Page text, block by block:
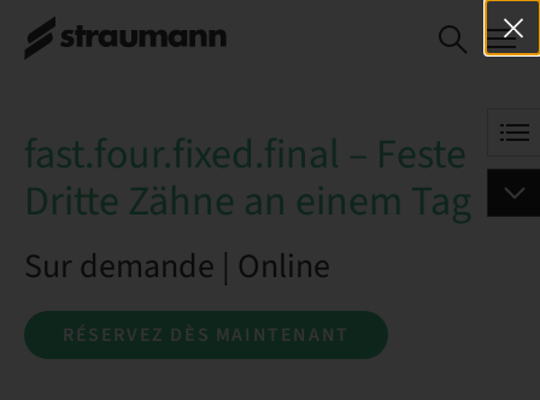
fast.four.fixed.final
– Feste Dritte
fast.four.fixed.final – Feste
Dritte Zähne an einem Tag
Sur demande | Online
RÉSERVEZ DÈS MAINTENANT